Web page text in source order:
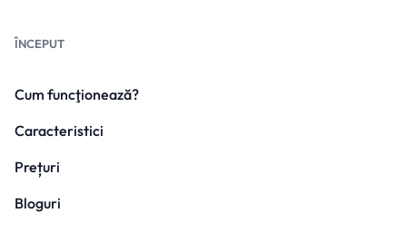
ÎNCEPUT
Cum funcţionează?
Caracteristici
Prețuri
Bloguri